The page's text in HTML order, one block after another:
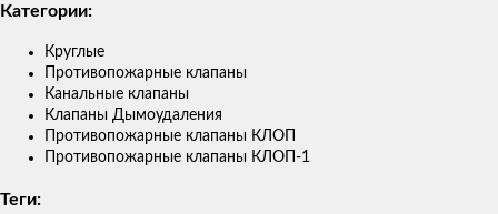
Категории:
Круглые
Противопожарные клапаны
Канальные клапаны
Клапаны Дымоудаления
Противопожарные клапаны КЛОП
Противопожарные клапаны КЛОП-1
Теги: